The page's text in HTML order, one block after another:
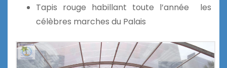
Tapis rouge habillant toute l’année les
célèbres marches du Palais